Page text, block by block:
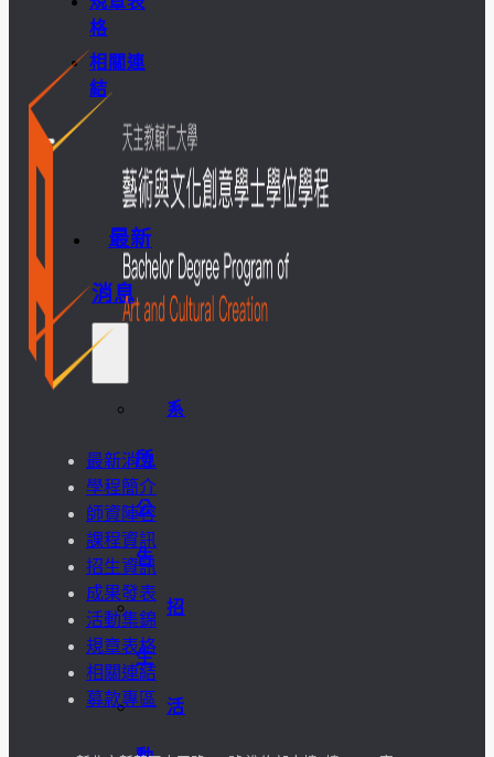
格
相關連
結
最新
消息
系
所
公
告
招
生
活
最新消息
學程簡介
師資陣容
課程資訊
招生資訊
成果發表
活動集錦
規章表格
相關連結
募款專區